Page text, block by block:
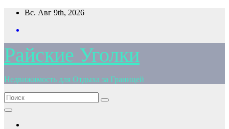
Перейти
содержимому
Вс. Авг 9th, 2026
Райские Уголки
Недвижимость для Отдыха за Границей